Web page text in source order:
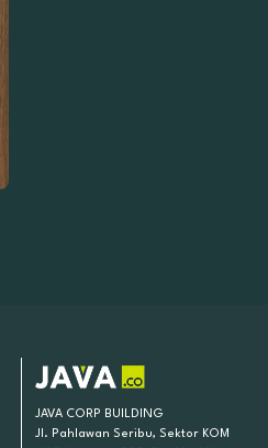
JAVA CORP BUILDING
Jl. Pahlawan Seribu, Sektor KOM